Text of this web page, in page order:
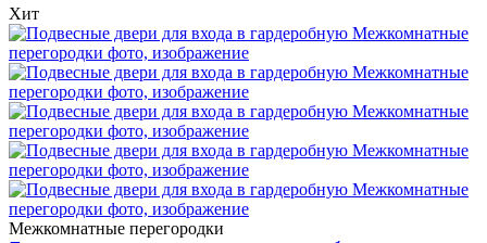
Хит
Межкомнатные перегородки